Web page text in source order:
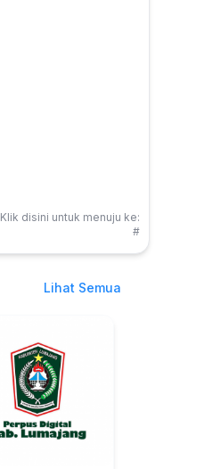
Klik disini untuk menuju ke:
#
Lihat Semua